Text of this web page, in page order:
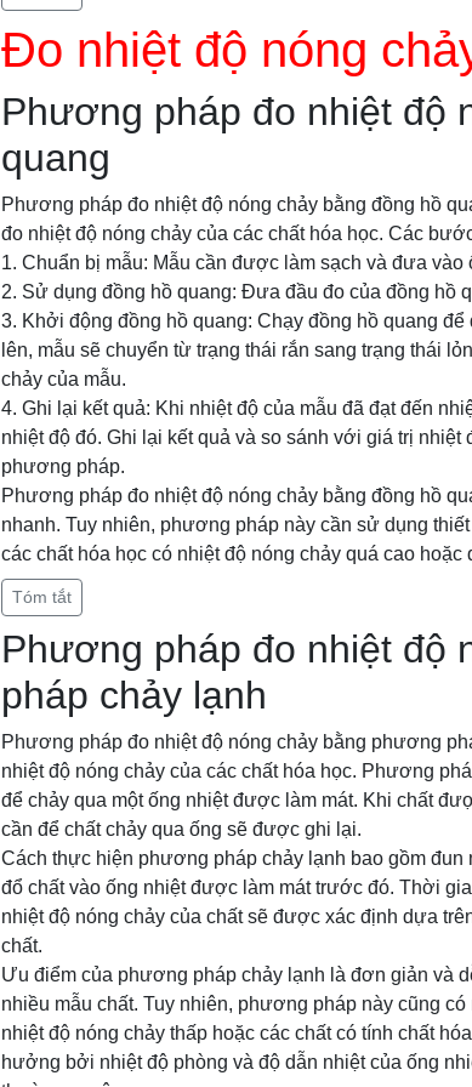
Đo nhiệt độ nóng
Phương pháp đo nhiệt độ
quang
Phương pháp đo nhiệt độ nóng chảy bằng đồng hồ
đo nhiệt độ nóng chảy của các chất hóa học. Các
1. Chuẩn bị mẫu: Mẫu cần được làm sạch và đưa vào
2. Sử dụng đồng hồ quang: Đưa đầu đo của đồng hồ
3. Khởi động đồng hồ quang: Chạy đồng hồ quang
lên, mẫu sẽ chuyển từ trạng thái rắn sang trạng thái
chảy của mẫu.
4. Ghi lại kết quả: Khi nhiệt độ của mẫu đã đạt đến
nhiệt độ đó. Ghi lại kết quả và so sánh với giá trị
phương pháp.
Phương pháp đo nhiệt độ nóng chảy bằng đồng hồ
nhanh. Tuy nhiên, phương pháp này cần sử dụng
các chất hóa học có nhiệt độ nóng chảy quá cao hoặc
Tóm tắt
Phương pháp đo nhiệt độ
pháp chảy lạnh
Phương pháp đo nhiệt độ nóng chảy bằng phương
nhiệt độ nóng chảy của các chất hóa học. Phương
để chảy qua một ống nhiệt được làm mát. Khi chất
cần để chất chảy qua ống sẽ được ghi lại.
Cách thực hiện phương pháp chảy lạnh bao gồm đun
đổ chất vào ống nhiệt được làm mát trước đó. Thời
nhiệt độ nóng chảy của chất sẽ được xác định dựa
chất.
Ưu điểm của phương pháp chảy lạnh là đơn giản và
nhiều mẫu chất. Tuy nhiên, phương pháp này cũng
nhiệt độ nóng chảy thấp hoặc các chất có tính chất
hưởng bởi nhiệt độ phòng và độ dẫn nhiệt của ống